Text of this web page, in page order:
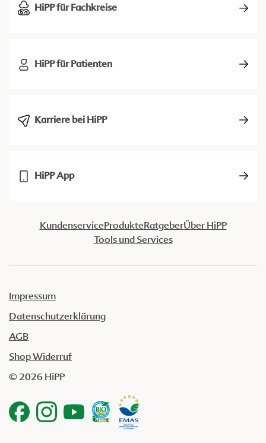
HiPP für Fachkreise
HiPP für Patienten
Karriere bei HiPP
HiPP App
KundenserviceProdukteRatgeberÜber HiPP
Tools und Services
Impressum
Datenschutzerklärung
AGB
Shop Widerruf
© 2026 HiPP